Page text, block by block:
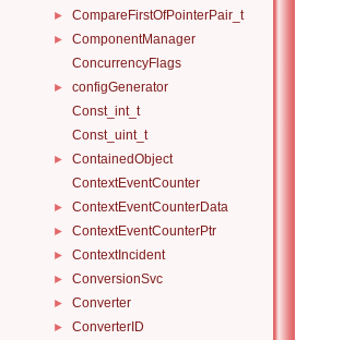
► CompareFirstOfPointerPair_t
►
ComponentManager
ConcurrencyFlags
►
configGenerator
Const_int_t
Const_uint_t
►
ContainedObject
ContextEventCounter
► ContextEventCounterData
► ContextEventCounterPtr
► ContextIncident
► ConversionSvc
► Converter
► ConverterID